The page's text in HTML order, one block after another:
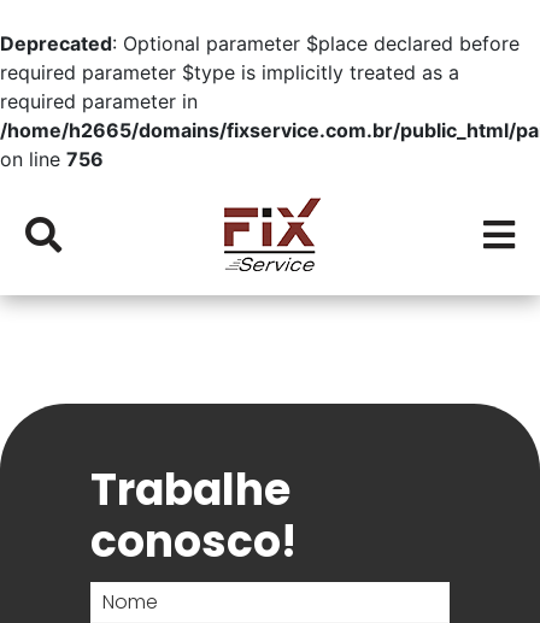
Deprecated: Optional parameter $place declared before
required parameter $type is implicitly treated as a
required parameter in
/home/h2665/domains/fixservice.com.br/public_html/
on line 756
Ocultar Submenu
Ícone de pesquisa
Trabalhe
conosco!
Nome